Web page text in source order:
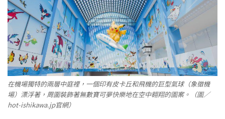
在機場獨特的兩層中庭裡，一個印有皮卡丘和飛機的巨型氣球（象徵機
場）漂浮著，周圍裝飾著無數寶可夢快樂地在空中翱翔的圖案。（圖／
hot-ishikawa.jp官網）